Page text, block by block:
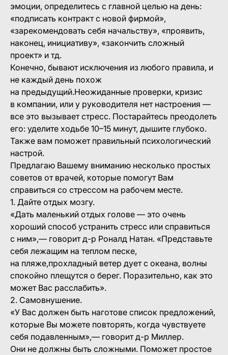
эмоции, определитесь с главной целью на день:
«подписать контракт с новой фирмой»,
«зарекомендовать себя начальству», «проявить,
наконец, инициативу», «закончить сложный
проект» и тд.
Конечно, бывают исключения из любого правила, и
не каждый день похож
на предыдущий.Неожиданные проверки, кризис
в компании, или у руководителя нет настроения —
все это вызывает стресс. Постарайтесь преодолеть
его: уделите ходьбе 10–15 минут, дышите глубоко.
Также вам поможет правильный психологический
настрой.
Предлагаю Вашему вниманию несколько простых
советов от врачей, которые помогут Вам
справиться со стрессом на рабочем месте.
1. Дайте отдых мозгу.
«Дать маленький отдых голове — это очень
хороший способ устранить стресс или справиться
с ним»,— говорит д-р Роналд Натан. «Представьте
себя лежащим на теплом песке,
на пляже,прохладный ветер дует с океана, волны
спокойно плещутся о берег. Поразительно, как это
может Вас расслабить».
2. Самовнушение.
«У Вас должен быть наготове список предложений,
которые Вы можете повторять, когда чувствуете
себя подавленным»,— говорит д-р Миллер.
Они не должны быть сложными. Поможет простое